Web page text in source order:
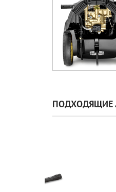
ПОДХОДЯЩИЕ